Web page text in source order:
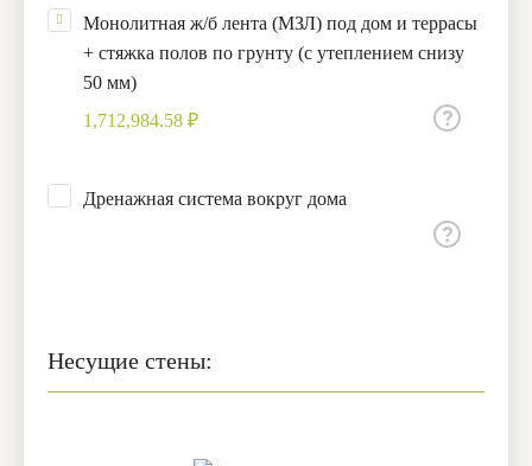
Монолитная ж/б лента (МЗЛ) под дом и террасы
+ стяжка полов по грунту (с утеплением снизу
50 мм)
1,712,984.58 ₽
Дренажная система вокруг дома
Несущие стены: